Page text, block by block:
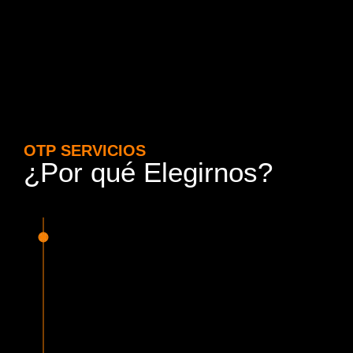
OTP SERVICIOS
¿Por qué Elegirnos?